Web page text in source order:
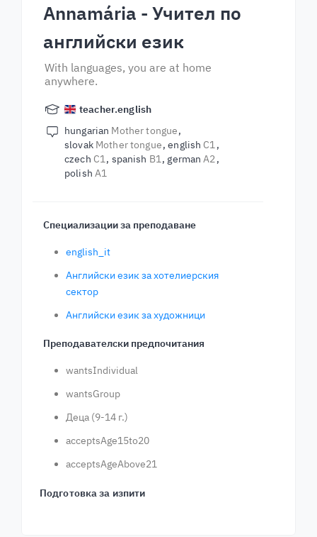
Annamária - Учител по
английски език
With languages, you are at home
anywhere.
teacher.english
hungarian Mother tongue
slovak Mother tongue english C1
czech C1 spanish B1 germanA2
polish A1
Специализации за преподаване
english_it
Английски език за хотелиерския
сектор
Английски език за художници
Преподавателски предпочитания
wantsIndividual
wantsGroup
Деца (9-14 г.)
acceptsAge15to20
acceptsAgeAbove21
Подготовка за изпити